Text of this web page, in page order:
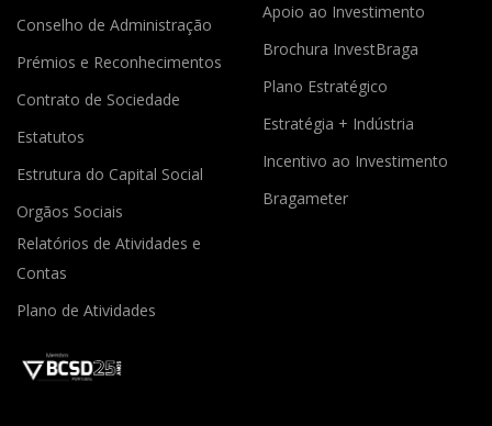
Conselho de Administração
Prémios e Reconhecimentos
Contrato de Sociedade
Estatutos
Estrutura do Capital Social
Orgãos Sociais
Relatórios de Atividades e
Contas
Plano de Atividades
Apoio ao Investimento
Brochura InvestBraga
Plano Estratégico
Estratégia + Indústria
Incentivo ao Investimento
Bragameter